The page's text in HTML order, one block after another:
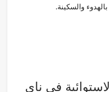
والسكينة.
في ناي